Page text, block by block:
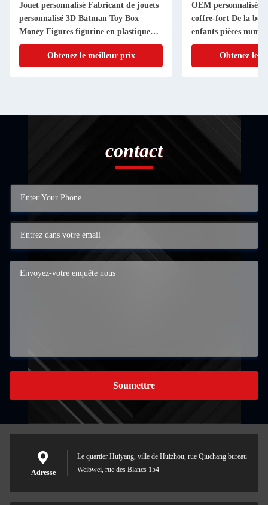
Jouet personnalisé Fabricant de jouets
personnalisé 3D Batman Toy Box
Money Figures figurine en plastique
OEM
Obtenez le meilleur prix
OEM personnalisé
coffre-fort De la
enfants pièces
espèces coffre-fort
Obtenez le
contact
Soumettre
Adresse
Le quartier Huiyang, ville de Huizhou, rue Qiuchang bureau
Weibwei, rue des Blancs 154